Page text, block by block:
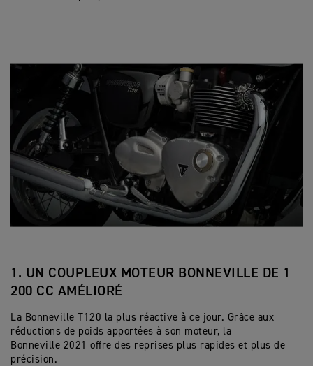
1. UN COUPLEUX MOTEUR BONNEVILLE DE 1
200 CC AMÉLIORÉ
La Bonneville T120 la plus réactive à ce jour. Grâce aux
réductions de poids apportées à son moteur, la
Bonneville 2021 offre des reprises plus rapides et plus de
précision.